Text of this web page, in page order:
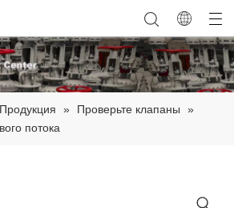
Продукция » Проверьте клапаны
»
потока
Почему трехэксцентриковый дроссельный клапан стал основным выбором для современного промышленного управления жидкостями? Технологический прорыв J-VALVES
с тройным эксцентриком